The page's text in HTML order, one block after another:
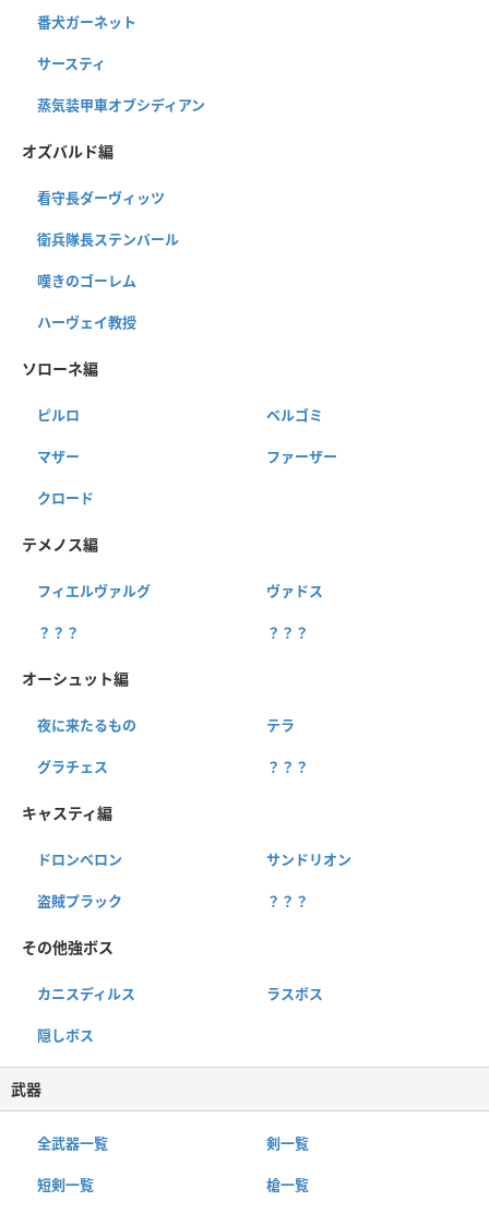
番犬ガーネット
サースティ
蒸気装甲車オブシディアン
オズバルド編
看守長ダーヴィッツ
衛兵隊長ステンバール
嘆きのゴーレム
ハーヴェイ教授
ソローネ編
ピルロ ベルゴミ
マザー ファーザー
クロード
テメノス編
フィエルヴァルグ ヴァドス
？？？ ？？？
オーシュット編
夜に来たるもの テラ
グラチェス ？？？
キャスティ編
ドロンベロン サンドリオン
盗賊プラック ？？？
その他強ボス
カニスディルス ラスボス
隠しボス
武器
全武器一覧 剣一覧
短剣一覧 槍一覧